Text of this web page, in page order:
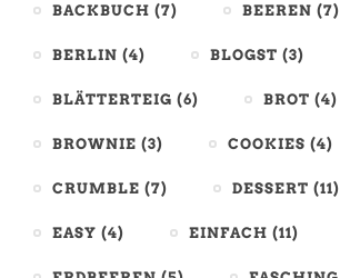
BACKBUCH (7) BEEREN (7)
BERLIN (4) BLOGST (3)
BLÄTTERTEIG (6) BROT (4)
BROWNIE (3) COOKIES (4)
CRUMBLE (7) DESSERT (11)
EASY (4) EINFACH (11)